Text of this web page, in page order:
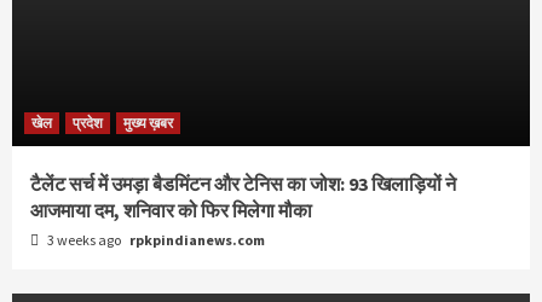
खेल प्रदेश मुख्य ख़बर
टैलेंट सर्च में उमड़ा बैडमिंटन और टेनिस का जोश: 93 खिलाड़ियों ने
आजमाया दम, शनिवार को फिर मिलेगा मौका
3 weeks ago rpkpindianews.com